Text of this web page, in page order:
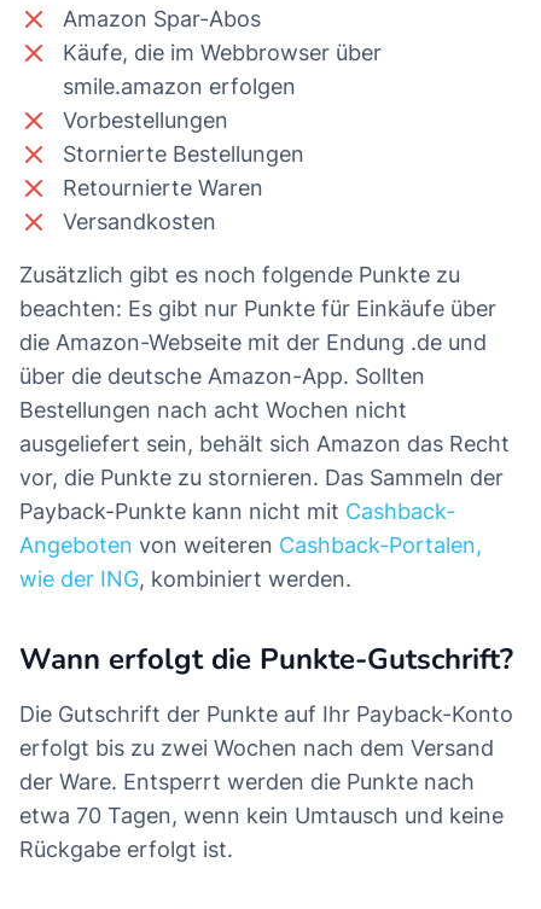
Amazon Spar-Abos
Käufe, die im Webbrowser über
smile.amazon erfolgen
Vorbestellungen
Stornierte Bestellungen
Retournierte Waren
Versandkosten
Zusätzlich gibt es noch folgende Punkte zu
beachten: Es gibt nur Punkte für Einkäufe über
die Amazon-Webseite mit der Endung .de und
über die deutsche Amazon-App. Sollten
Bestellungen nach acht Wochen nicht
ausgeliefert sein, behält sich Amazon das Recht
vor, die Punkte zu stornieren. Das Sammeln der
Payback-Punkte kann nicht mit Cashback-
Angeboten von weiteren Cashback-Portalen,
wie der ING, kombiniert werden.
Wann erfolgt die Punkte-Gutschrift?
Die Gutschrift der Punkte auf Ihr Payback-Konto
erfolgt bis zu zwei Wochen nach dem Versand
der Ware. Entsperrt werden die Punkte nach
etwa 70 Tagen, wenn kein Umtausch und keine
Rückgabe erfolgt ist.